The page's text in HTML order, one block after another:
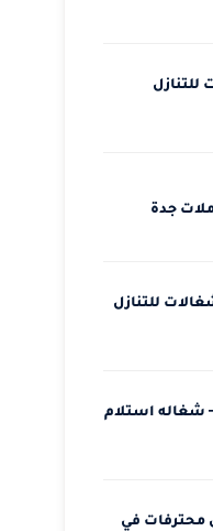
جدة
للتنازل
– شغاله استلام
محترفات في